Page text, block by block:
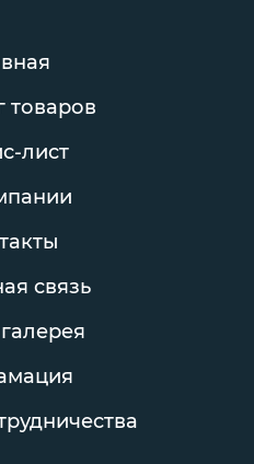
товаров
лист
связь